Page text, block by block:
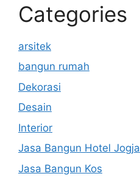
Categories
arsitek
bangun rumah
Dekorasi
Desain
Interior
Jasa Bangun Hotel Jogja
Jasa Bangun Kos